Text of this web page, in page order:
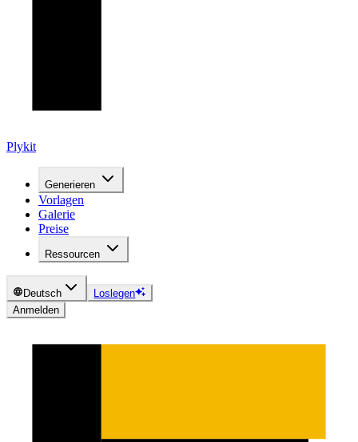
Plykit
Generieren
Vorlagen
Galerie
Preise
Ressourcen
Deutsch
Loslegen
Anmelden